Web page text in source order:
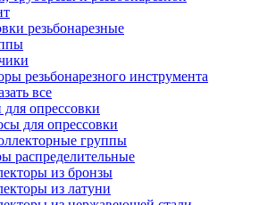
резьбонарезные
резьбонарезного инструмента
все
для опрессовки
для опрессовки
группы
распределительные
из бронзы
из латуни